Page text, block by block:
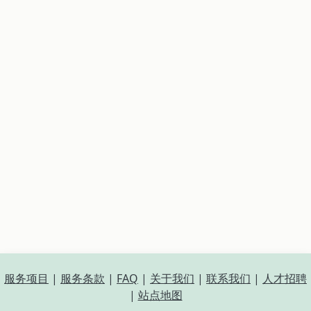
服务项目 | 服务条款 | FAQ | 关于我们 | 联系我们 | 人才招聘
| 站点地图